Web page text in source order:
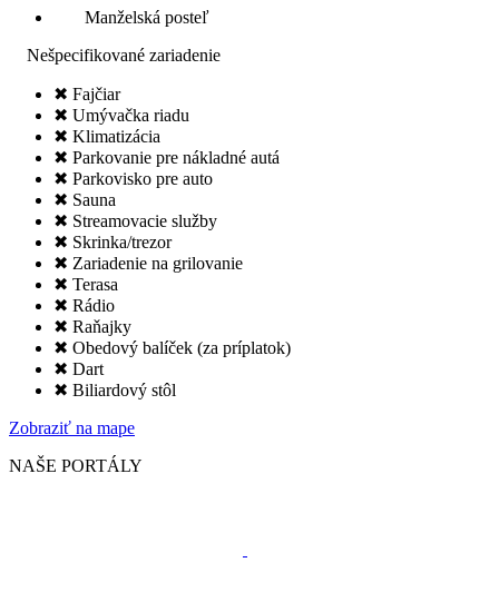
Manželská posteľ
Nešpecifikované zariadenie
✖ Fajčiar
✖ Umývačka riadu
✖ Klimatizácia
✖ Parkovanie pre nákladné autá
✖ Parkovisko pre auto
✖ Sauna
✖ Streamovacie služby
✖ Skrinka/trezor
✖ Zariadenie na grilovanie
✖ Terasa
✖ Rádio
✖ Raňajky
✖ Obedový balíček (za príplatok)
✖ Dart
✖ Biliardový stôl
Zobraziť na mape
NAŠE PORTÁLY